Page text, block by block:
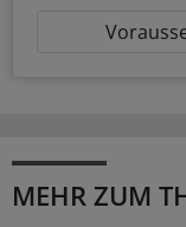
MEHR ZUM